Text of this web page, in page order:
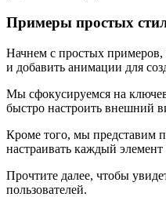
Примеры простых
Начнем с простых примеров,
и добавить анимации для
Мы сфокусируемся на
быстро настроить внешний
Кроме того, мы представим
настраивать каждый
Прочтите далее, чтобы
пользователей.